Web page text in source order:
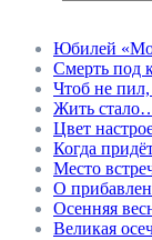
Юбилей
Смерть под
Чтоб не
Жить
Цвет
Когда
Место
О
Осенняя
Великая